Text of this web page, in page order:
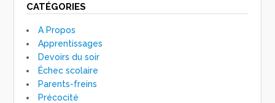
CATÉGORIES
A Propos
Apprentissages
Devoirs du soir
Échec scolaire
Parents-freins
Précocité